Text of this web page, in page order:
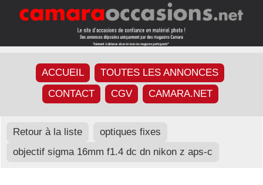
ACCUEIL
TOUTES LES ANNONCES
CONTACT
CGV CAMARA.NET
Retour à la liste
optiques fixes
objectif sigma 16mm f1.4 dc dn nikon z aps-c